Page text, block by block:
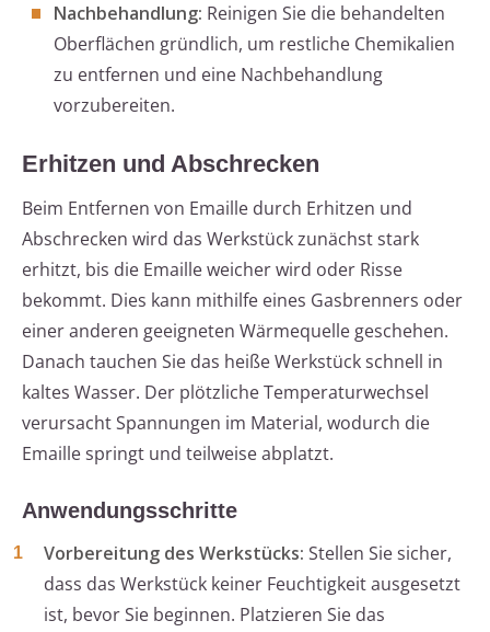
Nachbehandlung: Reinigen Sie die behandelten
Oberflächen gründlich, um restliche Chemikalien
zu entfernen und eine Nachbehandlung
vorzubereiten.
Erhitzen und Abschrecken
Beim Entfernen von Emaille durch Erhitzen und
Abschrecken wird das Werkstück zunächst stark
erhitzt, bis die Emaille weicher wird oder Risse
bekommt. Dies kann mithilfe eines Gasbrenners oder
einer anderen geeigneten Wärmequelle geschehen.
Danach tauchen Sie das heiße Werkstück schnell in
kaltes Wasser. Der plötzliche Temperaturwechsel
verursacht Spannungen im Material, wodurch die
Emaille springt und teilweise abplatzt.
Anwendungsschritte
Vorbereitung des Werkstücks: Stellen Sie sicher,
dass das Werkstück keiner Feuchtigkeit ausgesetzt
ist, bevor Sie beginnen. Platzieren Sie das